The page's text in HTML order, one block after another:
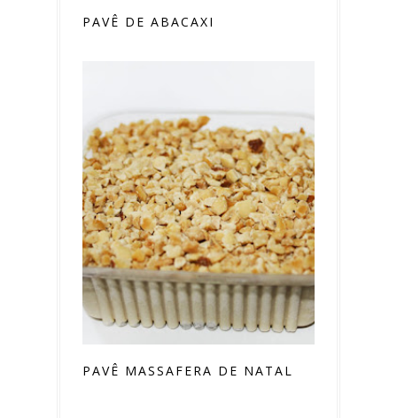
PAVÊ DE ABACAXI
PAVÊ MASSAFERA DE NATAL